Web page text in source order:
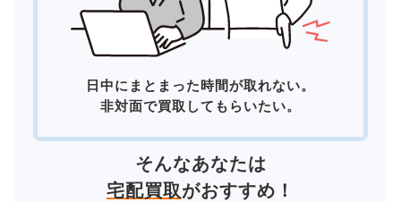
日中にまとまった時間が取れない。
非対面で買取してもらいたい。
そんなあなたは
宅配買取がおすすめ！